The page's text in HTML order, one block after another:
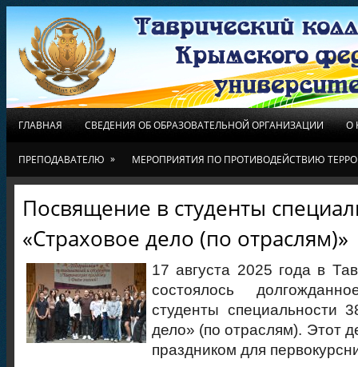
ГЛАВНАЯ СВЕДЕНИЯ ОБ ОБРАЗОВАТЕЛЬНОЙ ОРГАНИЗАЦИИ О
ПРЕПОДАВАТЕЛЮ » МЕРОПРИЯТИЯ ПО ПРОТИВОДЕЙСТВИЮ
Посвящение в студенты
«Страховое дело (по отраслям)»
17 августа 2025 года в
состоялось
студенты специальности
дело» (по отраслям). Этот
праздником для